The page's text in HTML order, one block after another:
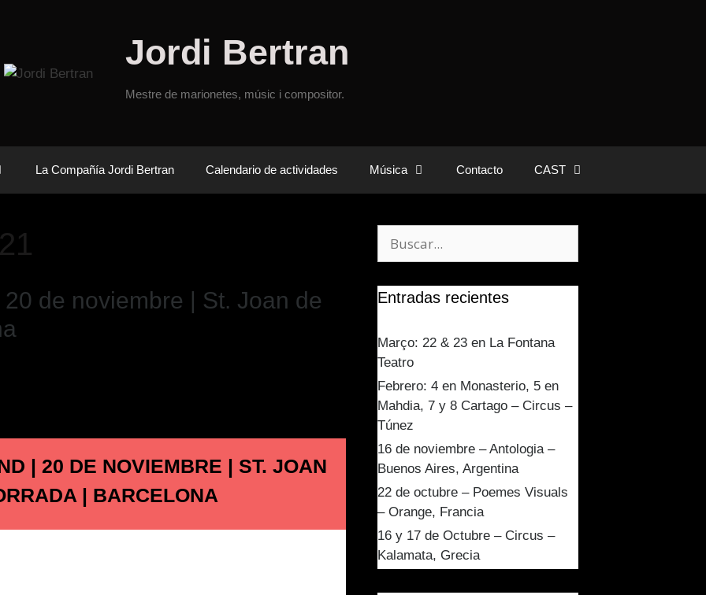
Jordi Bertran
Mestre de marionetes, músic i compositor.
La Compañía Jordi Bertran Calendario de actividades Música Contacto CAST
de noviembre | St. Joan de
| 20 DE NOVIEMBRE | ST. JOAN
| BARCELONA
Entradas recientes
Março: 22 & 23 en La Fontana
Teatro
Febrero: 4 en Monasterio, 5 en
Mahdia, 7 y 8 Cartago – Circus –
Túnez
16 de noviembre – Antologia –
Buenos Aires, Argentina
22 de octubre – Poemes Visuals
– Orange, Francia
16 y 17 de Octubre – Circus –
Kalamata, Grecia